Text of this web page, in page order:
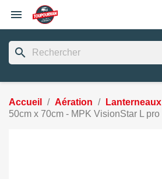

search
Accueil Aération Lanterneaux
50cm x 70cm - MPK VisionStar L pro